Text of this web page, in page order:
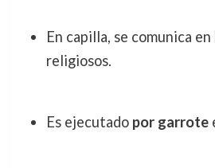
En capilla, se comunica en
religiosos.
Es ejecutado por garrote